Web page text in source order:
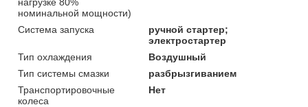
номинальной мощности)
Система запуска
ручной стартер;
электростартер
Тип охлаждения
Воздушный
Тип системы смазки
разбрызгиванием
Транспортировочные
колеса
Нет